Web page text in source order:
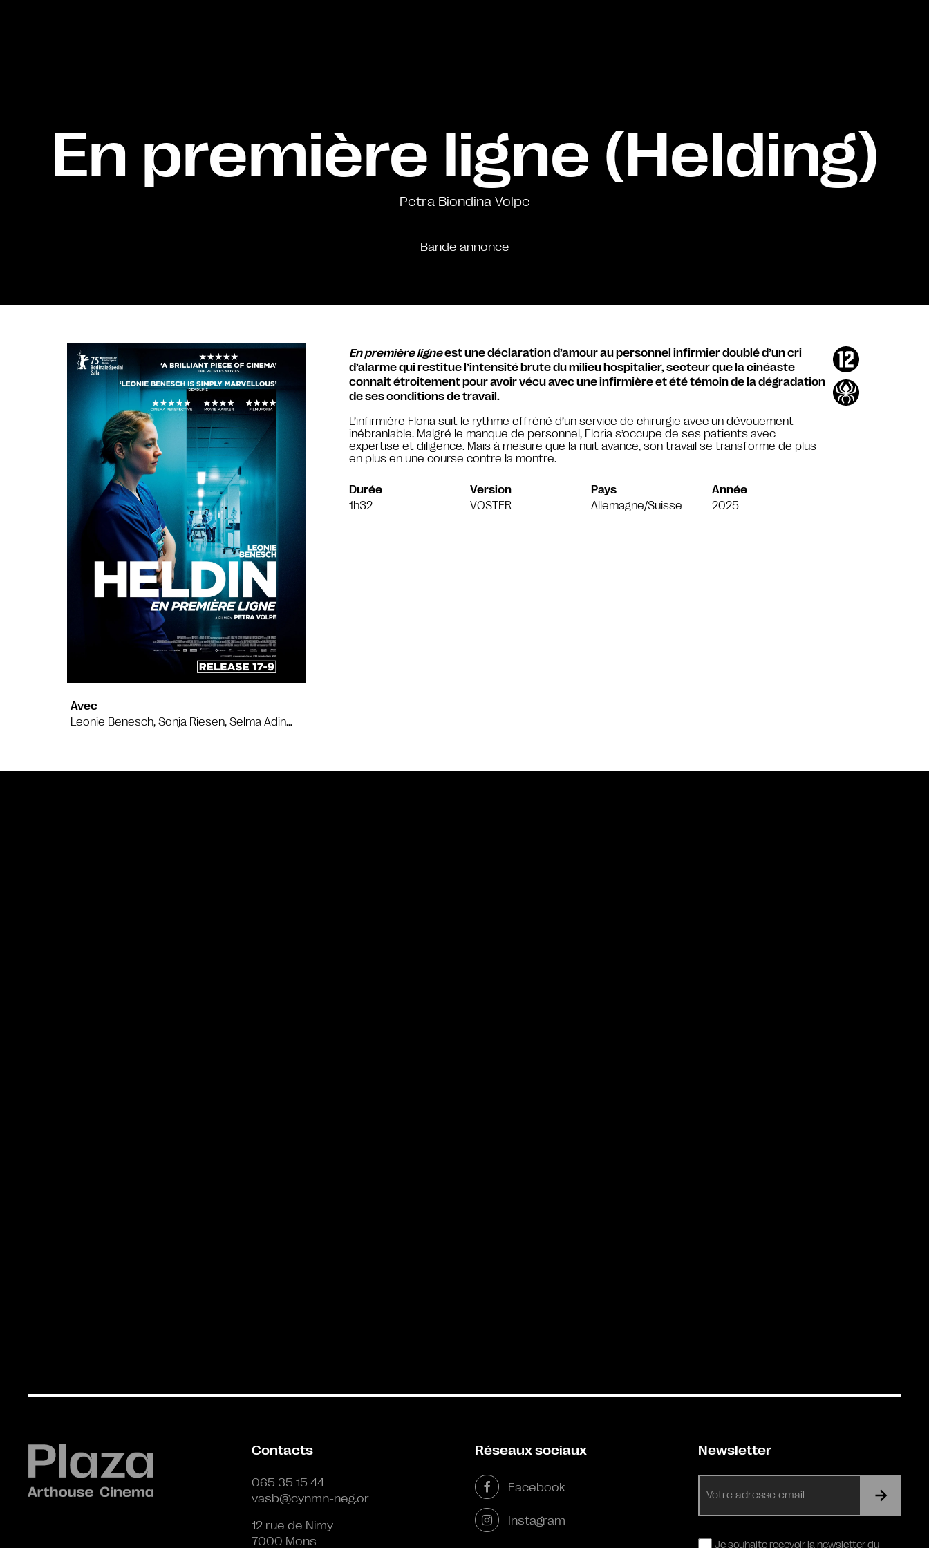
En première ligne (Helding)
Petra Biondina Volpe
Bande annonce
Avec
Leonie Benesch, Sonja Riesen, Selma Adin…
En première ligneest une déclaration d’amour au personnel infirmier doublé d’un cri
d’alarme qui restitue l’intensité brute du milieu hospitalier, secteur que la cinéaste
connaît étroitement pour avoir vécu avec une infirmière et été témoin de la dégradation
de ses conditions de travail.
L’infirmière Floria suit le rythme effréné d’un service de chirurgie avec un dévouement
inébranlable. Malgré le manque de personnel, Floria s’occupe de ses patients avec
expertise et diligence. Mais à mesure que la nuit avance, son travail se transforme de plus
en plus en une course contre la montre.
Durée
1h32
Version
VOSTFR
Pays
Allemagne/Suisse
Année
2025
Contacts
065 35 15 44
vasb@cynmn-neg.or
12 rue de Nimy
7000 Mons
Réseaux sociaux
Facebook
Instagram
Newsletter
mail
RGPDJe souhaite recevoir la newsletter du